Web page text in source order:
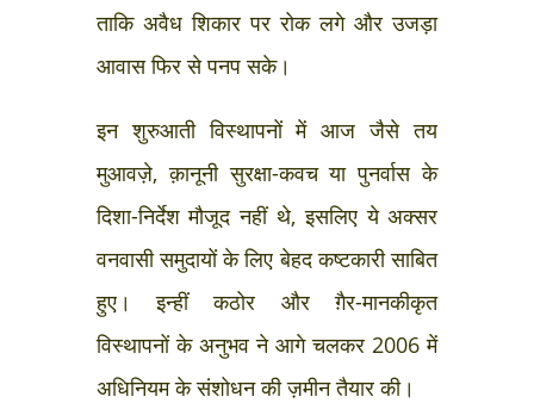
ताकि अवैध शिकार पर रोक लगे और उजड़ा
आवास फिर से पनप सके।
इन शुरुआती विस्थापनों में आज जैसे तय
मुआवज़े, क़ानूनी सुरक्षा-कवच या पुनर्वास के
दिशा-निर्देश मौजूद नहीं थे, इसलिए ये अक्सर
वनवासी समुदायों के लिए बेहद कष्टकारी साबित
हुए। इन्हीं कठोर और ग़ैर-मानकीकृत
विस्थापनों के अनुभव ने आगे चलकर 2006 में
अधिनियम के संशोधन की ज़मीन तैयार की।